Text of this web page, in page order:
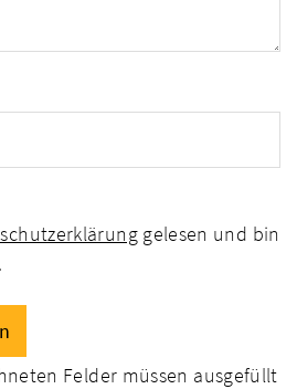
gelesen und bin
Felder müssen ausgefüllt